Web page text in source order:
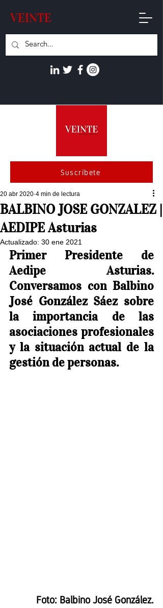
VEINTE
Suscríbete
BALBINO JOSE GONZALEZ |
AEDIPE Asturias
20 abr 2020 4 min de lectura
Actualizado: 30 ene 2021
Primer Presidente de
Aedipe Asturias.
Conversamos con Balbino
José González Sáez sobre
la importancia de las
asociaciones profesionales
y la situación actual de la
gestión de personas.
Foto: Balbino José González.